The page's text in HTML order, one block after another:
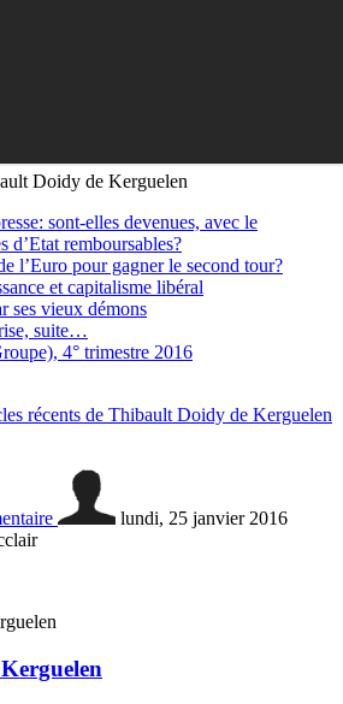
Doidy de Kerguelen
sont-elles devenues, avec le
d’Etat remboursables?
l’Euro pour gagner le second tour?
et capitalisme libéral
ses vieux démons
suite…
4° trimestre 2016
récents de Thibault Doidy de Kerguelen
lundi, 25 janvier 2016